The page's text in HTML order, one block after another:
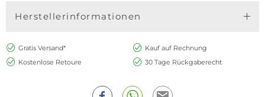
Herstellerinformationen
Gratis Versand*
Kauf auf Rechnung
Kostenlose Retoure
30 Tage Rückgaberecht